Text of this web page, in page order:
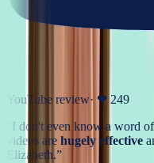
YouTube review· ❤ 249
I don't even know a word
videos are hugely effective
Elizabeth.”